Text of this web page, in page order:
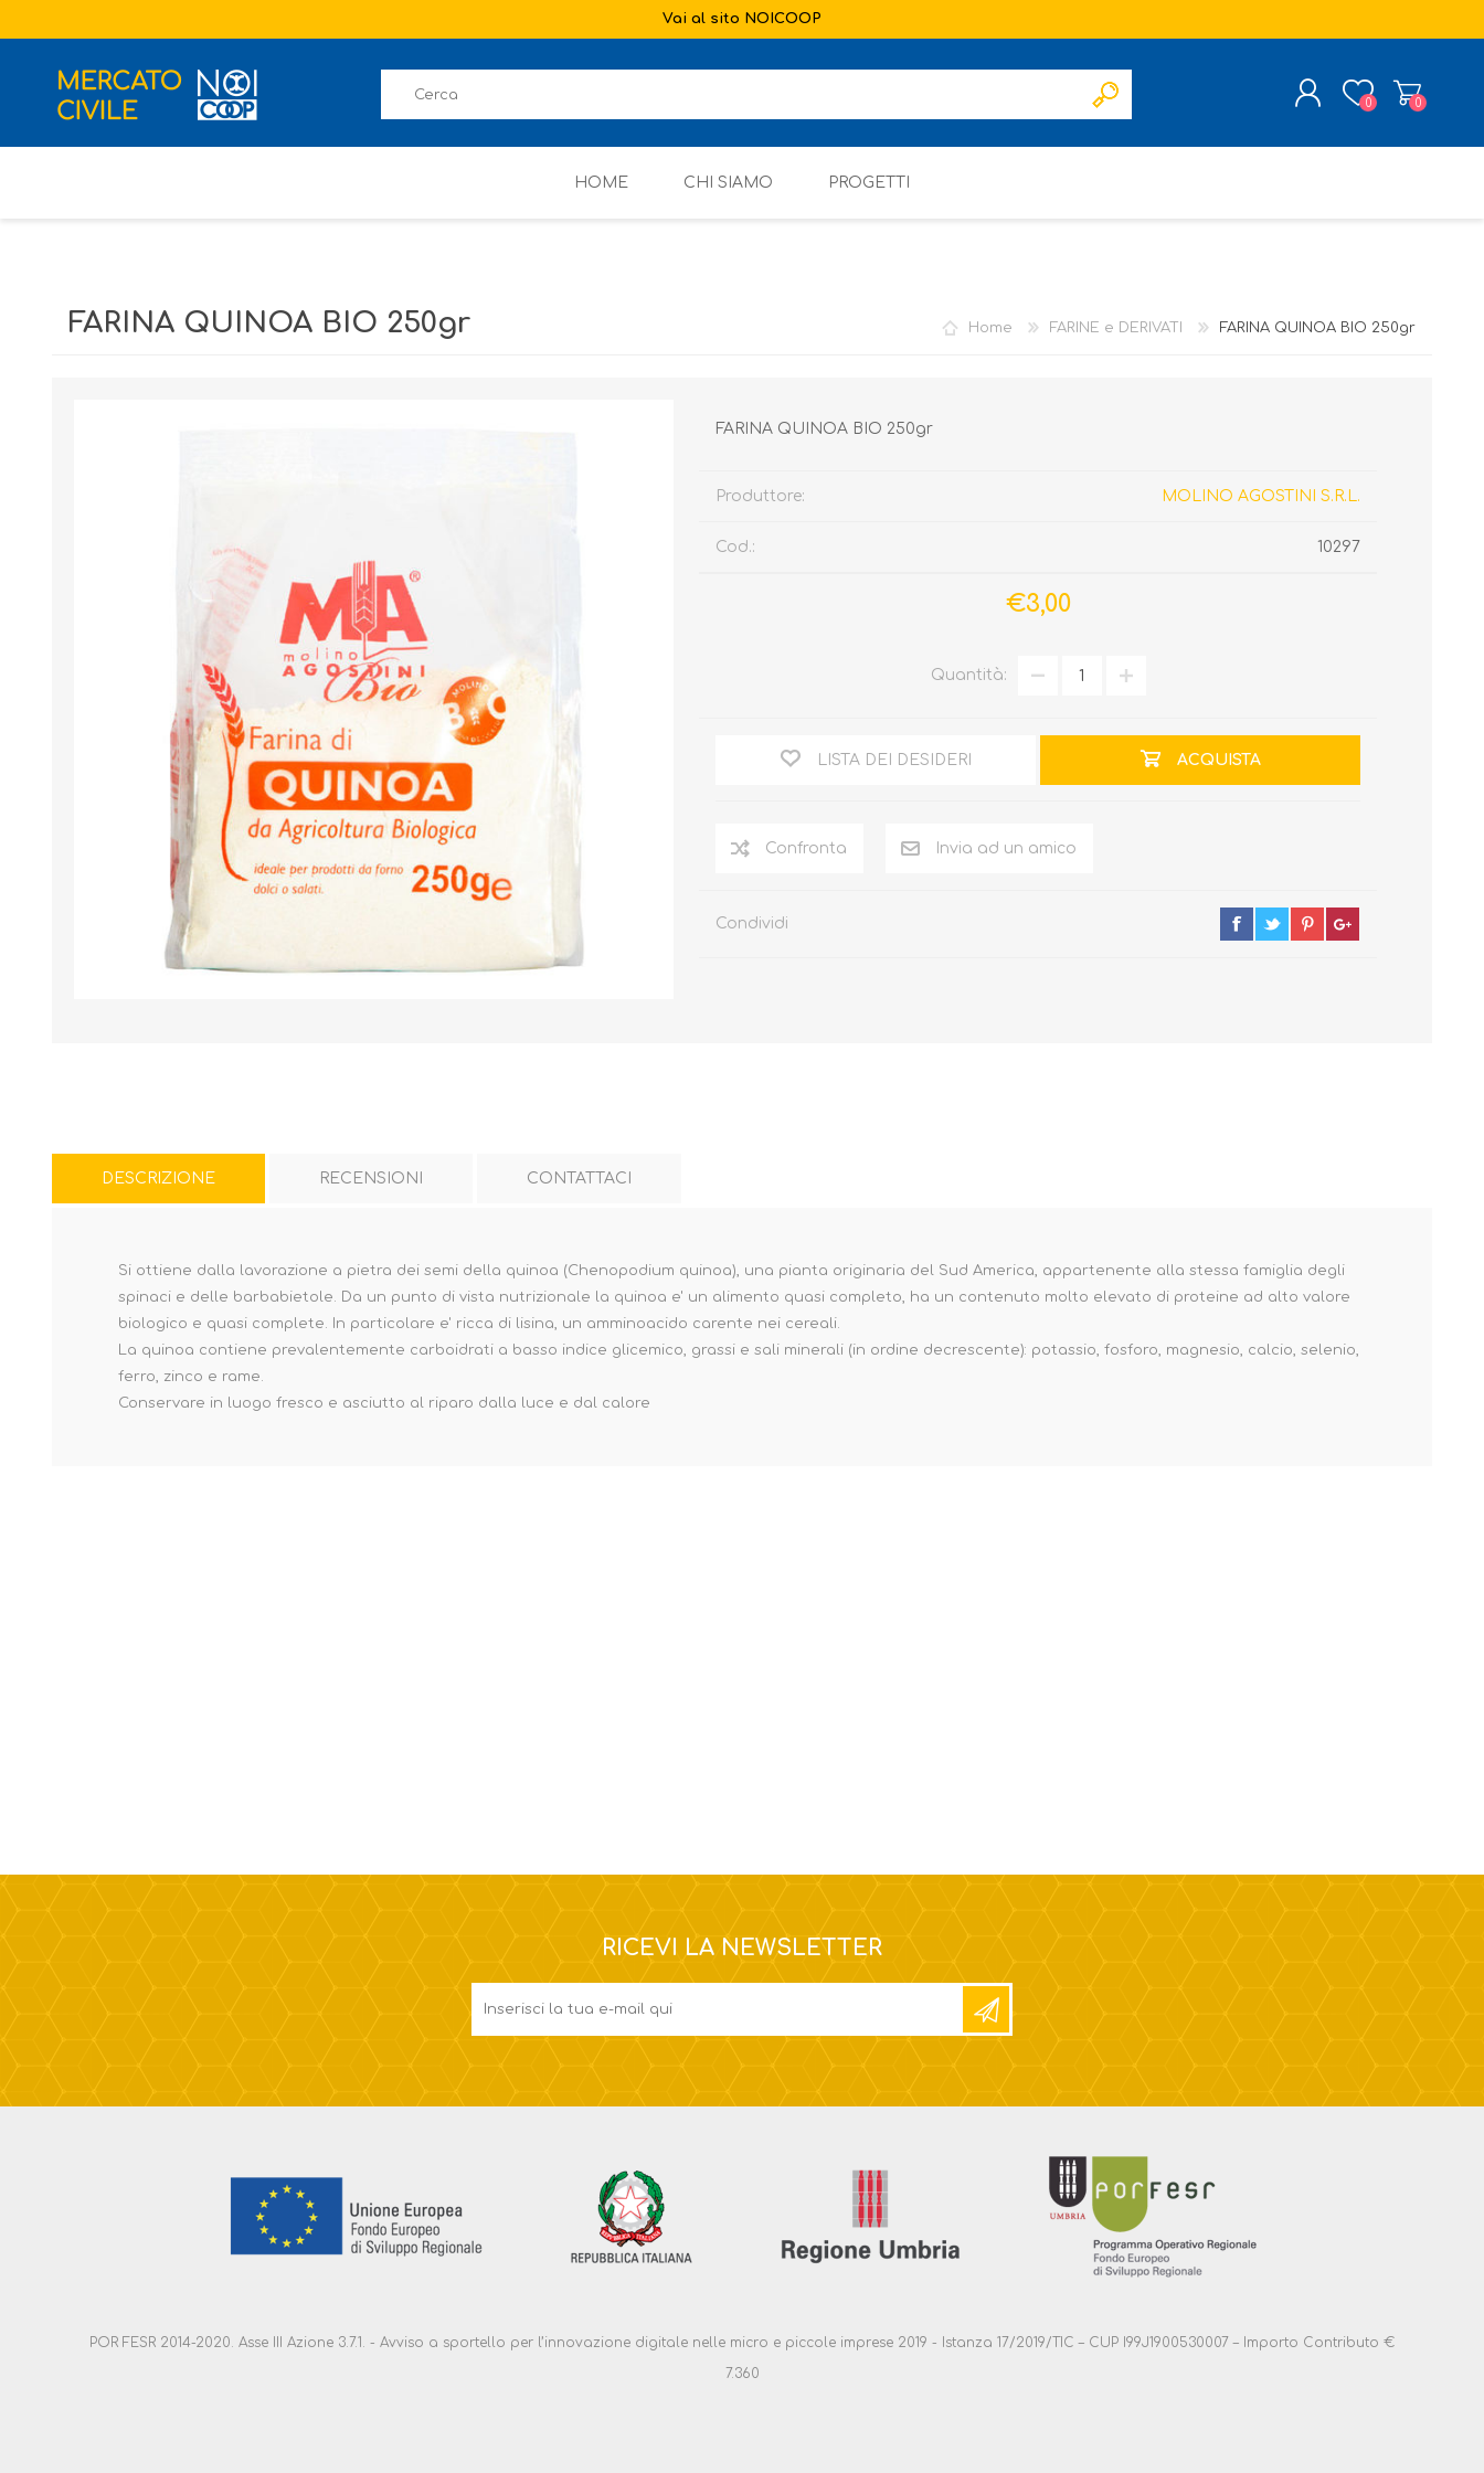
Vai al sito NOICOOP
0 0
HOME CHI SIAMO PROGETTI
Home FARINE e DERIVATI FARINA QUINOA BIO 250gr
FARINA QUINOA BIO 250gr
FARINA QUINOA BIO 250gr
Produttore: MOLINO AGOSTINI S.R.L.
Cod.: 10297
€3,00
Quantità:
LISTA DEI DESIDERI ACQUISTA
Condividi
DESCRIZIONE RECENSIONI CONTATTACI
Si ottiene dalla lavorazione a pietra dei semi della quinoa (Chenopodium quinoa), una pianta originaria del Sud America, appartenente alla stessa famiglia degli
spinaci e delle barbabietole. Da un punto di vista nutrizionale la quinoa e' un alimento quasi completo, ha un contenuto molto elevato di proteine ad alto valore
biologico e quasi complete. In particolare e' ricca di lisina, un amminoacido carente nei cereali.
La quinoa contiene prevalentemente carboidrati a basso indice glicemico, grassi e sali minerali (in ordine decrescente): potassio, fosforo, magnesio, calcio, selenio,
ferro, zinco e rame.
Conservare in luogo fresco e asciutto al riparo dalla luce e dal calore
RICEVI LA NEWSLETTER
POR FESR 2014-2020. Asse III Azione 3.7.1. - Avviso a sportello per l’innovazione digitale nelle micro e piccole imprese 2019 - Istanza 17/2019/TIC – CUP I99J1900530007 – Importo Contributo €
7.360